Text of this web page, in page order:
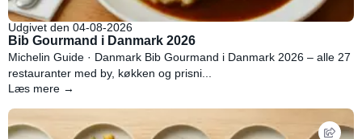
Udgivet den 04-08-2026
Bib Gourmand i Danmark 2026
Michelin Guide · Danmark Bib Gourmand i Danmark 2026 – alle 27
restauranter med by, køkken og prisni...
Læs mere →